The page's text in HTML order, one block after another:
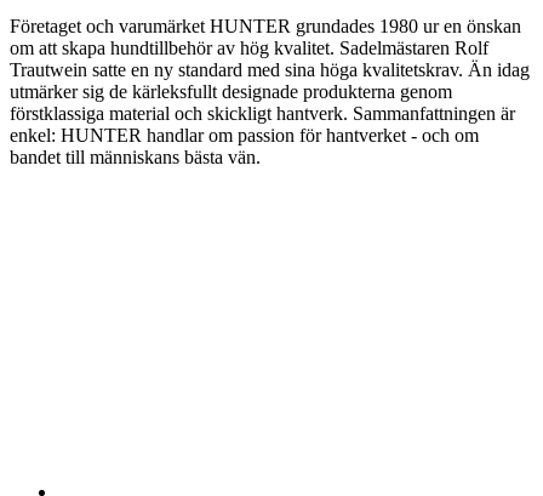
Företaget och varumärket HUNTER grundades 1980 ur en önskan
om att skapa hundtillbehör av hög kvalitet. Sadelmästaren Rolf
Trautwein satte en ny standard med sina höga kvalitetskrav. Än idag
utmärker sig de kärleksfullt designade produkterna genom
förstklassiga material och skickligt hantverk. Sammanfattningen är
enkel: HUNTER handlar om passion för hantverket - och om
bandet till människans bästa vän.